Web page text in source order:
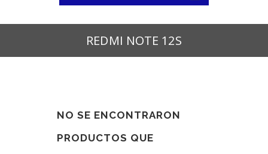
REDMI NOTE 12S
NO SE ENCONTRARON
PRODUCTOS QUE